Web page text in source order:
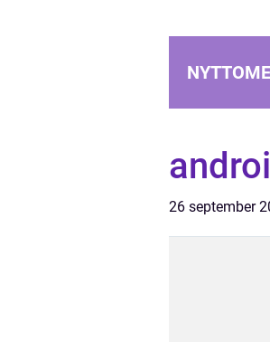
26 september